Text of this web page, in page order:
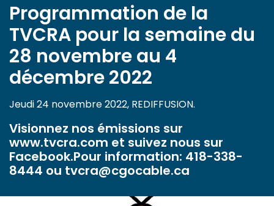
Programmation de la
TVCRA pour la semaine du
28 novembre au 4
décembre 2022
Jeudi 24 novembre 2022, REDIFFUSION.
Visionnez nos émissions sur
www.tvcra.com et suivez nous sur
Facebook.Pour information: 418-338-
8444 ou tvcra@cgocable.ca